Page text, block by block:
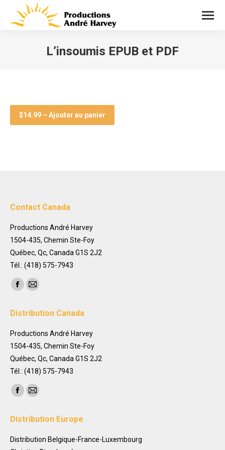
L’insoumis EPUB et PDF
$14.99 – Ajouter au panier
Contact Canada
Productions André Harvey
1504-435, Chemin Ste-Foy
Québec, Qc, Canada G1S 2J2
Tél.: (418) 575-7943
Trouvez nous sur :
Facebook
opens
new
window
Mail
opens
in
new
window
Distribution Canada
Productions André Harvey
1504-435, Chemin Ste-Foy
Québec, Qc, Canada G1S 2J2
Tél.: (418) 575-7943
Trouvez nous sur :
Facebook
opens
in
new
Mail
opens
in
new
Distribution Europe
Distribution Belgique-France-Luxembourg